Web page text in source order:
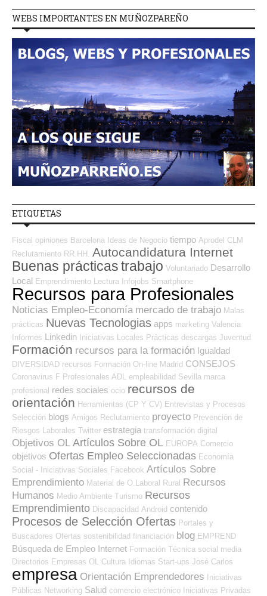
WEBS IMPORTANTES EN MUÑOZPAREÑO
ETIQUETAS
Fiscal opiniones Barcelona Ideas de Negocio tiempo Aprodel CLM
Reclutamiento RR.HH.
Autocandidatura Internet
Buenas prácticastrabajo Voluntariado Desarrollo
Local Emprendimiento Lectura Infojobs Smartphone
Recursos para Profesionales
Noticias Empleo-Economía mercado de trabajo Malas
prácticas Nuevas Tecnologias apps marketing Valencia
Informes Linkedin Iniciativas Locales Prácticas descargas Juventud
Formación recursos para la formación Igualdad
DIVERSIDAD recursos Formación On-line Madrid CONSEJOS
Coronavirus F Profesionales ADL empleabilidad Sevilla marca
profesional redes sociales ocio recursos de
orientación Herramientas (CP Y CV) Entrevistas y Procesos
Selección blogs Amigos Reclutamiento proyecto Prevención de
Riesgos Laborales Twitter estrategia transformación digital
Objetivos OL Artículos Sobre OL EUROPA Comercio
objetivos Ofertas Empleo Seleccionadas Economía
Social - Iniciativas Sociales Facebook Artículos Sobre
Emprendimiento Material de O.Laboral Rural Recursos
Humanos Medio Ambiente Turismo Recursos
Emprendimiento Discapacidad Android contenido
Procesos de Selección Ofertas Portales y
Buscadores Ofertas sostenibilidad financiación blog EMPREND
Búsqueda de Empleo Internet Formación Técnica social media
Directorios Empresas OL
Cultura Idiomas Start-ups José Carlos
empresa Orientación Emprendedores
Iniciativas
Públicas Networking Salud comercio electrónico Iniciativas Privadas